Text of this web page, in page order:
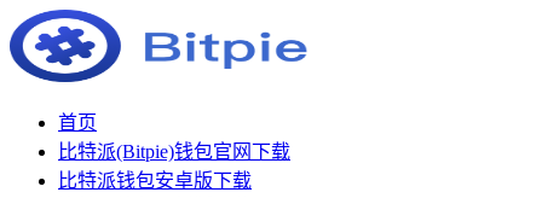
首页
比特派(Bitpie)钱包官网下载
比特派钱包安卓版下载